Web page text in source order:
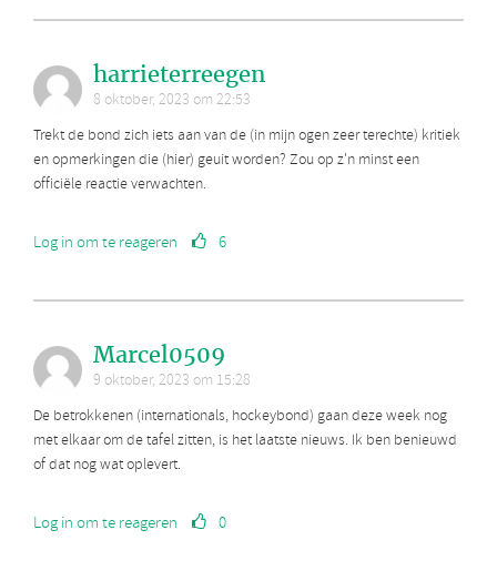
harrieterreegen
8 oktober, 2023 om 22:53
Trekt de bond zich iets aan van de (in mijn ogen zeer terechte) kritiek
en opmerkingen die (hier) geuit worden? Zou op z'n minst een
officiële reactie verwachten.
Log in om te reageren 6
Marcel0509
9 oktober, 2023 om 15:28
De betrokkenen (internationals, hockeybond) gaan deze week nog
met elkaar om de tafel zitten, is het laatste nieuws. Ik ben benieuwd
of dat nog wat oplevert.
Log in om te reageren 0